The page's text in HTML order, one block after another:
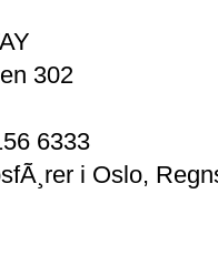
302
6333
i Oslo,